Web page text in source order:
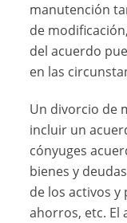
manutención
de
del acuerdo
en las
Un divorcio de
incluir un
cónyuges
bienes y
de los activos y
ahorros, etc. El